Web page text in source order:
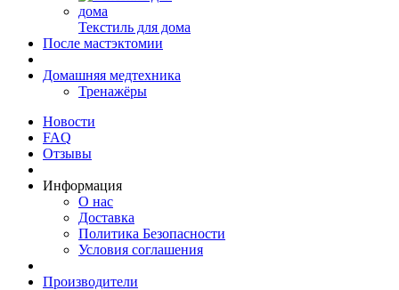
Текстиль для дома
После мастэктомии
Домашняя медтехника
Тренажёры
Новости
FAQ
Отзывы
Информация
О нас
Доставка
Политика Безопасности
Условия соглашения
Производители